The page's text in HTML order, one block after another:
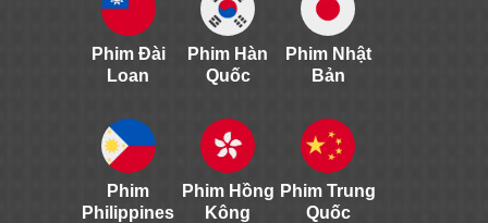
Phim Đài
Loan
Phim Hàn
Quốc
Phim Nhật
Bản
Phim
Philippines
Phim Hồng
Kông
Phim Trung
Quốc